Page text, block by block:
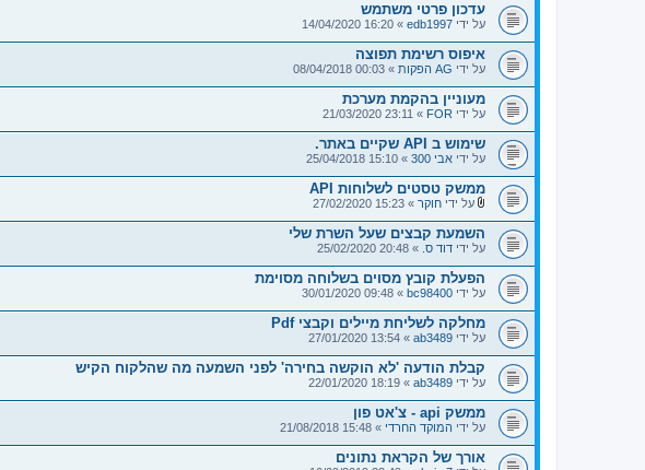
עדכון פרטי משתמש
על ידי edb1997
» 16:20 14/04/2020
איפוס רשימת תפוצה
על ידי AG הפקות » 00:03 08/04/2018
מעוניין בהקמת מערכת
על ידי FOR
» 23:11 21/03/2020
שימוש ב API שקיים באתר.
על ידי אבי 300 » 15:10 25/04/2018
ממשק טסטים לשלוחות API
ב
צ
י
ם
מ
צ
ר
פ
י
ם
על ידי חוקר » 15:23 27/02/2020
השמעת קבצים שעל השרת שלי
על ידי דוד ס. » 20:48 25/02/2020
הפעלת קובץ מסוים בשלוחה מסוימת
על ידי bc98400
» 09:48 30/01/2020
מחלקה לשליחת מיילים וקבצי Pdf
על ידי ab3489
» 13:54 27/01/2020
קבלת הודעה 'לא הוקשה בחירה' לפני השמעה מה שהלקוח הקיש
על ידי ab3489
» 18:19 22/01/2020
ממשק api - צ'אט פון
על ידי המוקד החרדי » 15:48 21/08/2018
אורך של הקראת נתונים